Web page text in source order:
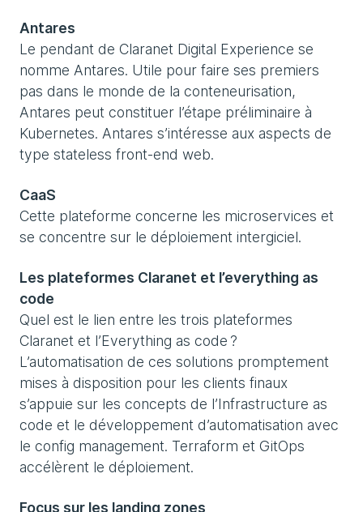
Antares
Le pendant de Claranet Digital Experience se
nomme Antares. Utile pour faire ses premiers
pas dans le monde de la conteneurisation,
Antares peut constituer l’étape préliminaire à
Kubernetes. Antares s’intéresse aux aspects de
type stateless front-end web.
CaaS
Cette plateforme concerne les microservices et
se concentre sur le déploiement intergiciel.
Les plateformes Claranet et l’everything as
code
Quel est le lien entre les trois plateformes
Claranet et l’Everything as code ?
L’automatisation de ces solutions promptement
mises à disposition pour les clients finaux
s’appuie sur les concepts de l’Infrastructure as
code et le développement d’automatisation avec
le config management. Terraform et GitOps
accélèrent le déploiement.
Focus sur les landing zones